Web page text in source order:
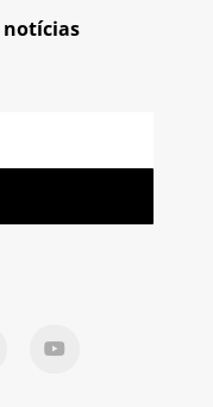
notícias